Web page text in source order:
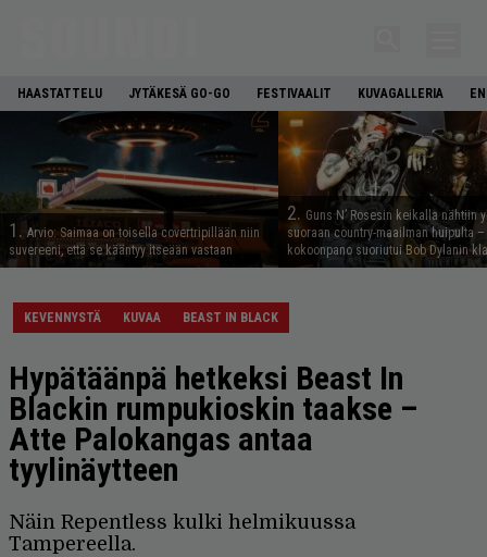
HAASTATTELU JYTÄKESÄ GO-GO FESTIVAALIT KUVAGALLERIA
1. Arvio: Saimaa on toisella covertripillään niin
suvereeni, että se kääntyy itseään vastaan
2. Guns N’ Rosesin keikalla nähtiin
suoraan country-maailman huipulta
kokoonpano suoriutui Bob Dylanin
KEVENNYSTÄ KUVAA BEAST IN BLACK
Hypätäänpä hetkeksi Beast In
Blackin rumpukioskin taakse –
Atte Palokangas antaa
tyylinäytteen
Näin Repentless kulki helmikuussa
Tampereella.